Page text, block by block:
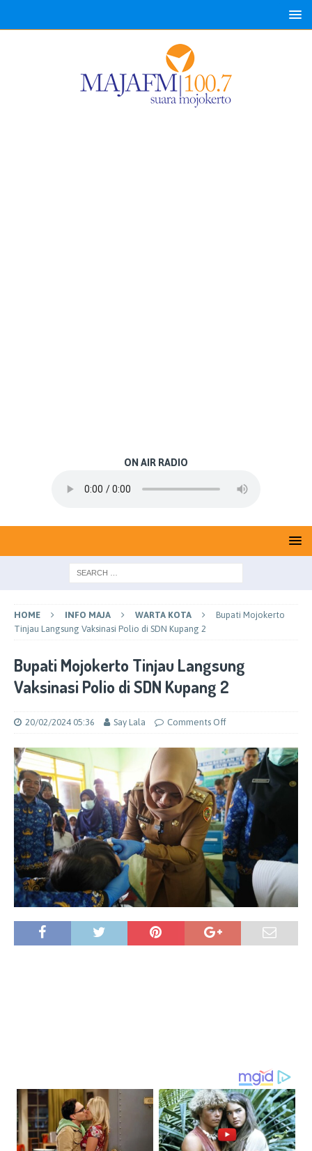
ON AIR RADIO
HOME INFO MAJA WARTA KOTA
Bupati Mojokerto
Tinjau Langsung Vaksinasi Polio di SDN Kupang 2
Bupati Mojokerto Tinjau Langsung
Vaksinasi Polio di SDN Kupang 2
20/02/2024 05:36 Say Lala Comments Off